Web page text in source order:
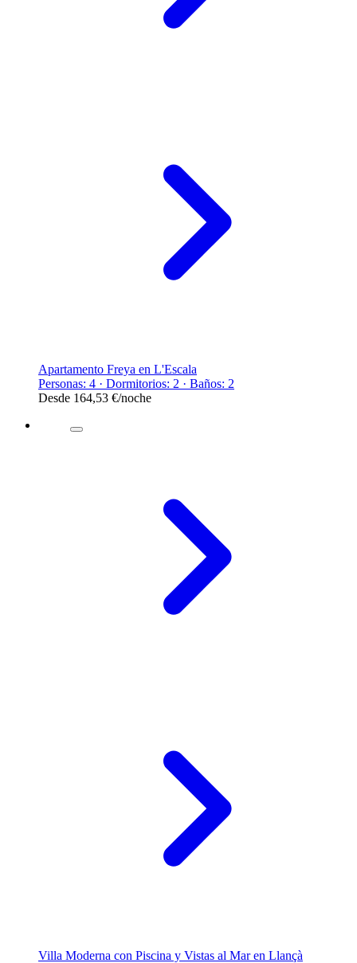
Apartamento Freya en L'Escala
Personas: 4 · Dormitorios: 2 · Baños: 2
Desde 164,53 €/noche
Villa Moderna con Piscina y Vistas al Mar en Llançà